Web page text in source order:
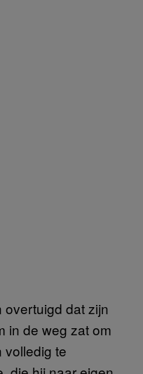
overtuigd dat zijn
in de weg zat om
volledig te